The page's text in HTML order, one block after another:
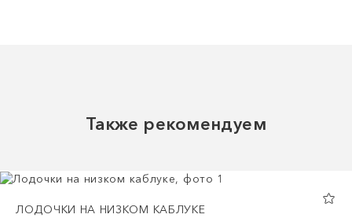
Также рекомендуем
ЛОДОЧКИ НА НИЗКОМ КАБЛУКЕ